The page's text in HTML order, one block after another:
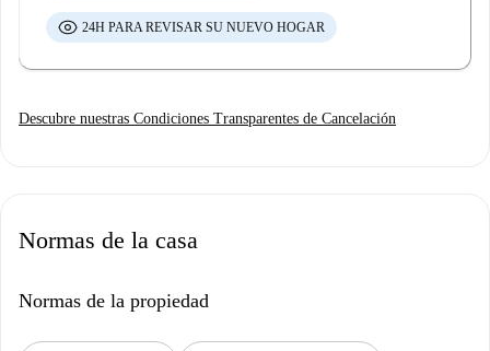
24H PARA REVISAR SU NUEVO HOGAR
Descubre nuestras Condiciones Transparentes de Cancelación
Normas de la casa
Normas de la propiedad